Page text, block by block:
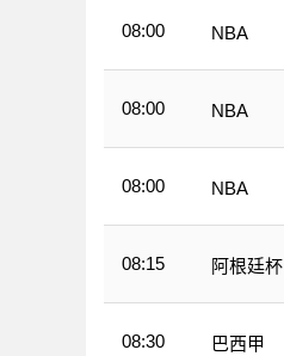
08:00 NBA
08:00 NBA
08:00 NBA
08:15 阿根廷杯
08:30 巴西甲